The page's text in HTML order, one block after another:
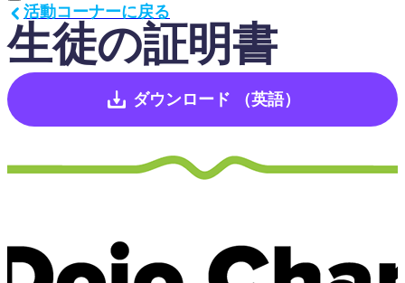
生徒の証明書
活動コーナーに戻る
ダウンロード （英語）